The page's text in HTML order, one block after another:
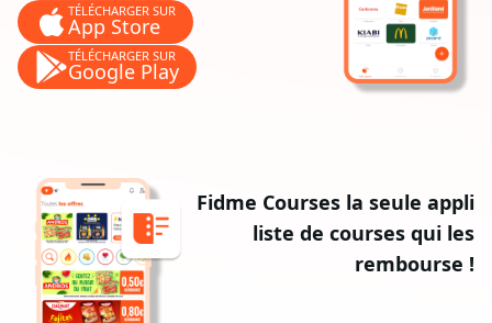
TÉLÉCHARGER SUR
App Store
TÉLÉCHARGER SUR
Google Play
Fidme Courses la seule appli
liste de courses qui les
rembourse !